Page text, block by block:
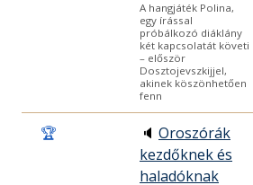
A hangjáték Polina,
egy írással
próbálkozó diáklány
két kapcsolatát követi
– először
Dosztojevszkijjel,
akinek köszönhetően
fenn
🏆 🔈 Oroszórák
kezdőknek és
haladóknak